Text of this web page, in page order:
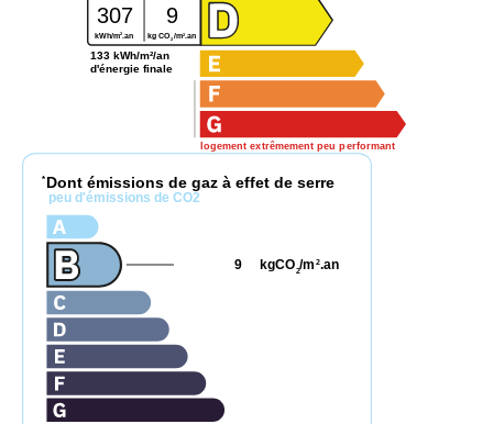
logement extrêmement peu performant
307 9
kWh/m2.an kg CO2 /m2 .an
133 kWh/m²/an
d'énergie finale
* Dont émissions de gaz à effet de serre
peu d'émissions de CO2
kgCO2/m 2.an
9